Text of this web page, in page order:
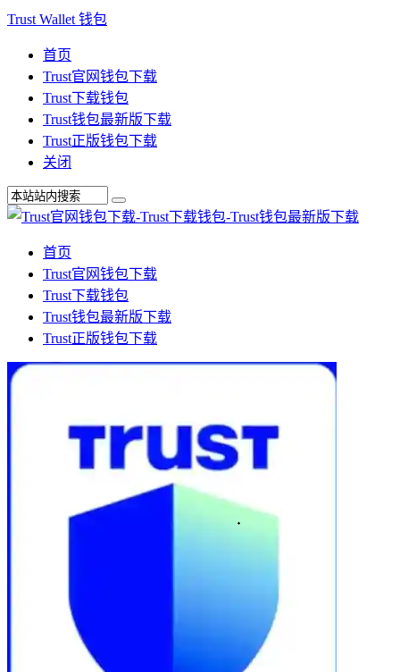
Trust Wallet 钱包
首页
Trust官网钱包下载
Trust下载钱包
Trust钱包最新版下载
Trust正版钱包下载
关闭
首页
Trust官网钱包下载
Trust下载钱包
Trust钱包最新版下载
Trust正版钱包下载